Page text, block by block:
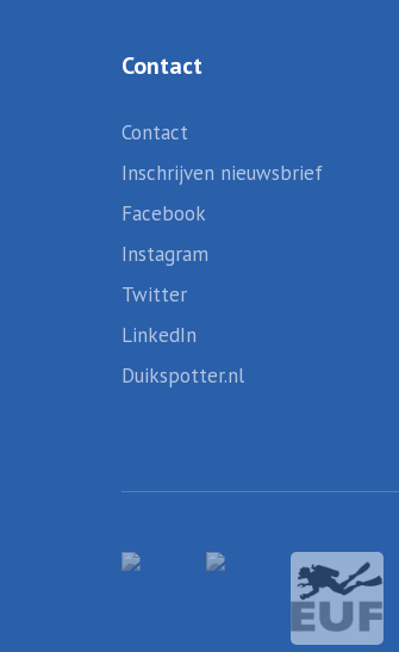
Contact
Contact
Inschrijven nieuwsbrief
Facebook
Instagram
Twitter
LinkedIn
Duikspotter.nl